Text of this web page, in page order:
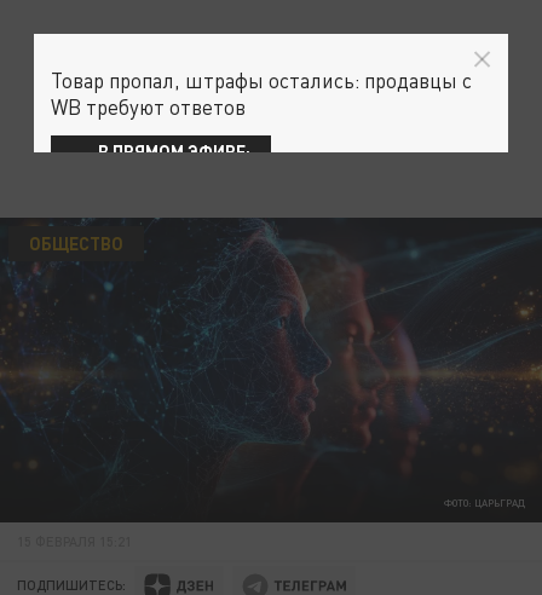
ФОТО: ЦАРЬГРАД
ОБЩЕСТВО
ПОДПИШИТЕСЬ:
Товар пропал, штрафы остались: продавцы с
WB требуют ответов
В ПРЯМОМ ЭФИРЕ: